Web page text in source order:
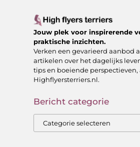
Jouw plek voor inspirerende
praktische inzichten.
Verken een gevarieerd aanbod
artikelen over het dagelijks
tips en boeiende
Highflyersterriers.nl.
Bericht categorie